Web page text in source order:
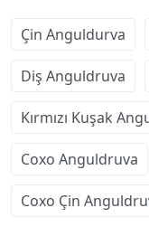
Çin Anguldurva
Diş Anguldruva
Kırmızı Kuşak
Coxo Anguldruva
Coxo Çin